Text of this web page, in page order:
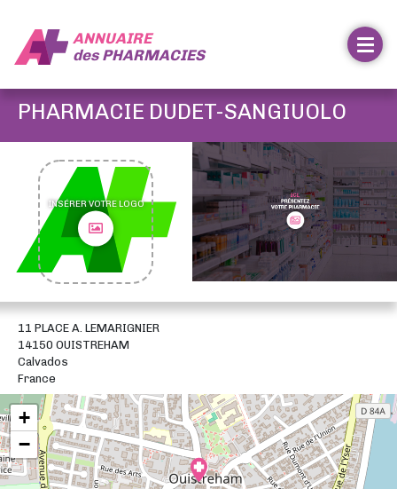
ANNUAIRE
desPHARMACIES
PHARMACIE DUDET-SANGIUOLO
INSÉRER VOTRE LOGO
11 PLACE A. LEMARIGNIER
14150 OUISTREHAM
Calvados
France
+
−